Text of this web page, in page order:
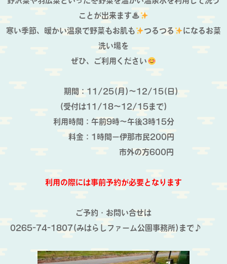
ことが出来ます♨
寒い季節、暖かい温泉で野菜もお肌も
つるつる
になるお菜
洗い場を
ぜひ、ご利用ください
期間：11/25(月)～12/15(日)
(受付は11/18～12/15まで)
利用時間：午前9時～午後3時15分
料金：1時間－伊那市民200円
市外の方600円
利用の際には事前予約が必要となります
ご予約・お問い合せは
0265-74-1807(みはらしファーム公園事務所)まで♪